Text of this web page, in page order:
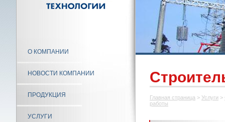
О КОМПАНИИ
НОВОСТИ КОМПАНИИ
ПРОДУКЦИЯ
УСЛУГИ
Главная страница > Услуги >
работы